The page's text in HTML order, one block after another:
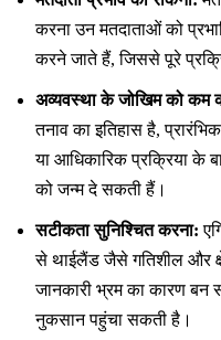
करना उन मतदाताओं को
करने जाते हैं, जिससे पूरे
अव्यवस्था के जोखिम को कम
तनाव का इतिहास है,
या आधिकारिक प्रक्रिया के
को जन्म दे सकती हैं।
सटीकता सुनिश्चित करना:
से थाईलैंड जैसे गतिशील और
जानकारी भ्रम का कारण बन
नुकसान पहुंचा सकती है।